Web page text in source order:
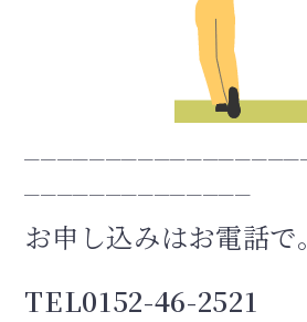
お申し込みはお電話で。
TEL0152-46-2521